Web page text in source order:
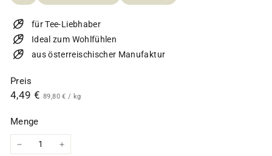
für Tee-Liebhaber
Ideal zum Wohlfühlen
aus österreischischer Manufaktur
Preis
Normaler
4,49 € 4,49
89,80 € 89,80
/ kg
Menge